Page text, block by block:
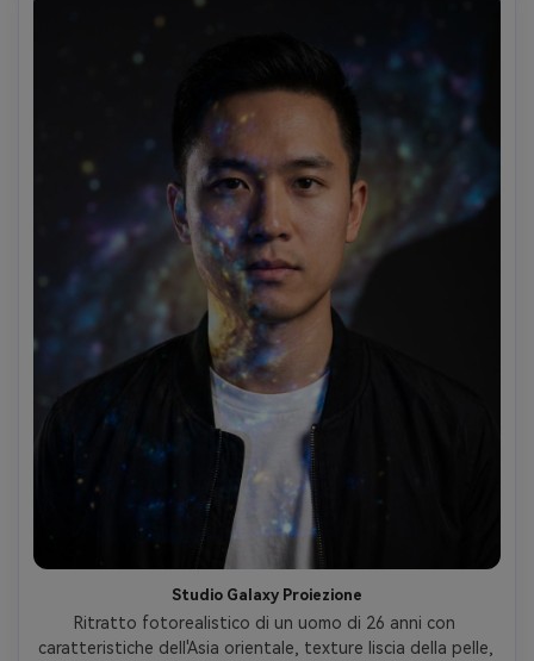
Studio Galaxy Proiezione
Ritratto fotorealistico di un uomo di 26 anni con
caratteristiche dell'Asia orientale, texture liscia della pelle,